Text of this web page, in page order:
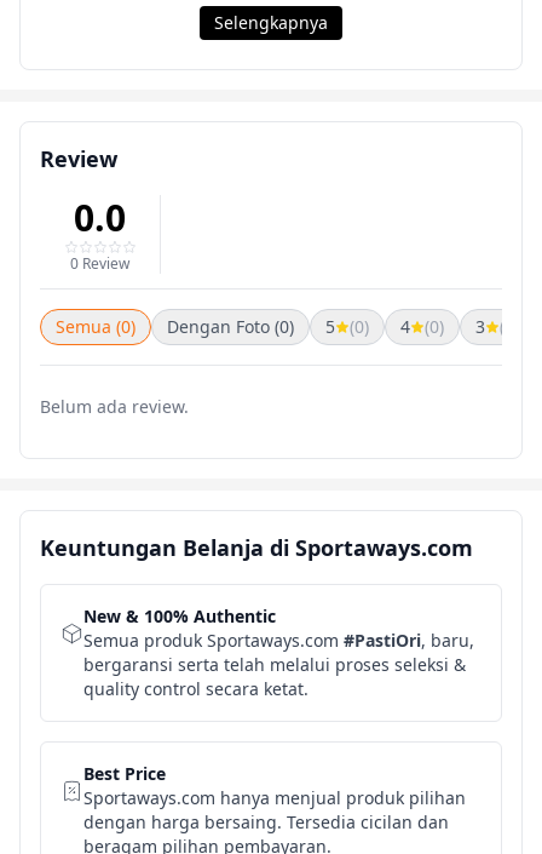
Selengkapnya
Review
0.0
0 Review
Semua (0) Dengan Foto (0) 5 (0) 4 (0) 3 (0)
Belum ada review.
Keuntungan Belanja di Sportaways.com
New & 100% Authentic
Semua produk Sportaways.com #PastiOri, baru,
bergaransi serta telah melalui proses seleksi &
quality control secara ketat.
Best Price
Sportaways.com hanya menjual produk pilihan
dengan harga bersaing. Tersedia cicilan dan
beragam pilihan pembayaran.